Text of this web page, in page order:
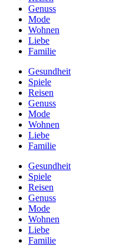
Genuss
Mode
Wohnen
Liebe
Familie
Gesundheit
Spiele
Reisen
Genuss
Mode
Wohnen
Liebe
Familie
Gesundheit
Spiele
Reisen
Genuss
Mode
Wohnen
Liebe
Familie